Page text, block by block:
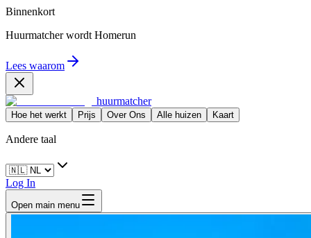
Binnenkort
Huurmatcher wordt Homerun
Lees waarom
huurmatcher
Hoe het werkt Prijs Over Ons Alle huizen Kaart
Andere taal
Log In
Open main menu